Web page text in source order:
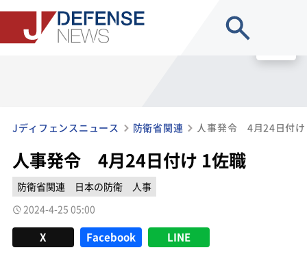
Jディフェンスニュース 防衛省関連 人事発令 4月24日付け
人事発令 4月24日付け 1佐職
防衛省関連 日本の防衛
人事
2024-4-25 05:00
X Facebook LINE